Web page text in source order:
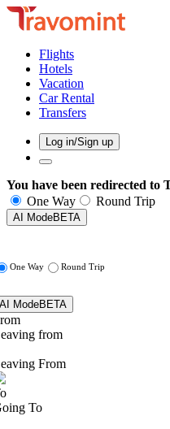
Flights
Hotels
Vacation
Car Rental
Transfers
Log in/Sign up
You have been redirected to
One Way
Round Trip
AI ModeBETA
One Way Round Trip
AI ModeBETA
from
From
To